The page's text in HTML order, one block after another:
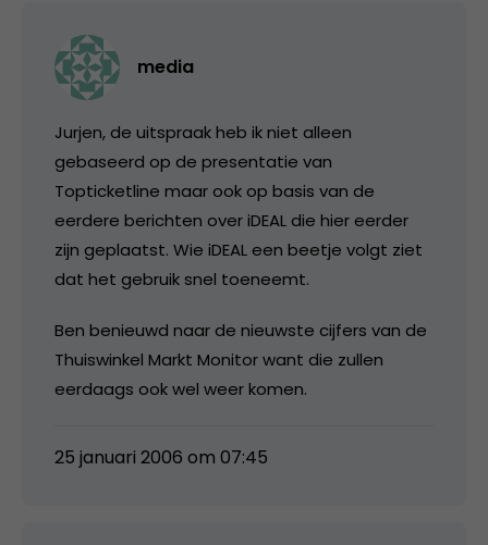
media
Jurjen, de uitspraak heb ik niet alleen
gebaseerd op de presentatie van
Topticketline maar ook op basis van de
eerdere berichten over iDEAL die hier eerder
zijn geplaatst. Wie iDEAL een beetje volgt ziet
dat het gebruik snel toeneemt.
Ben benieuwd naar de nieuwste cijfers van de
Thuiswinkel Markt Monitor want die zullen
eerdaags ook wel weer komen.
25 januari 2006 om 07:45